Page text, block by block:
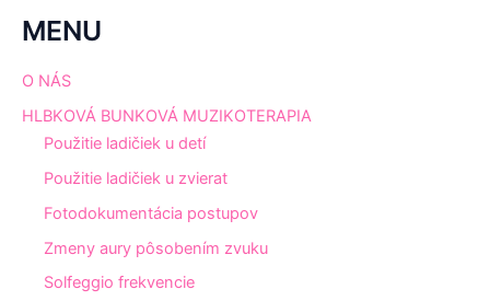
MENU
O NÁS
HLBKOVÁ BUNKOVÁ MUZIKOTERAPIA
Použitie ladičiek u detí
Použitie ladičiek u zvierat
Fotodokumentácia postupov
Zmeny aury pôsobením zvuku
Solfeggio frekvencie